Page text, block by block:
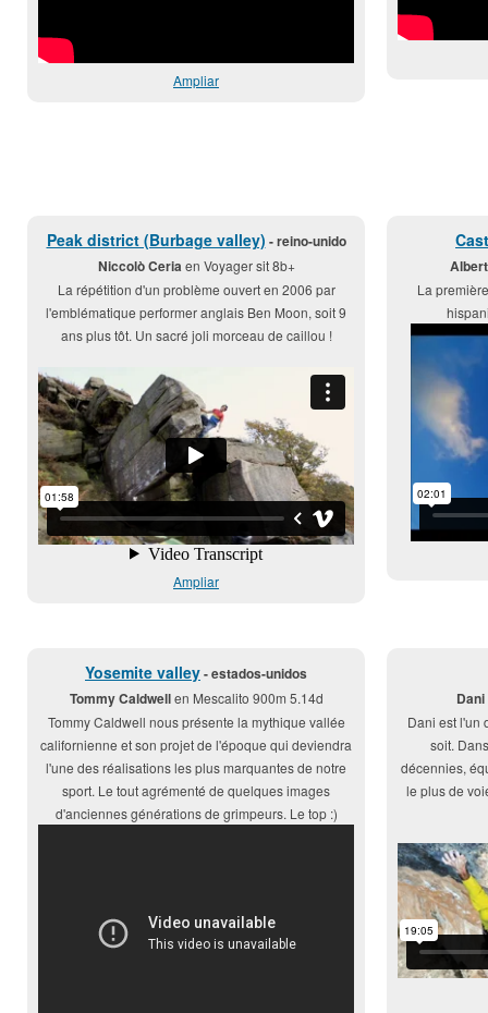
Ampliar
Peak district (Burbage valley) - reino-unido
Niccolò Ceria en Voyager sit 8b+
La répétition d'un problème ouvert en 2006 par
l'emblématique performer anglais Ben Moon, soit 9
ans plus tôt. Un sacré joli morceau de caillou !
Ampliar
La
Yosemite valley- estados-unidos
Tommy Caldwellen Mescalito 900m 5.14d
Tommy Caldwell nous présente la mythique vallée
californienne et son projet de l'époque qui deviendra
l'une des réalisations les plus marquantes de notre
sport. Le tout agrémenté de quelques images
d'anciennes générations de grimpeurs. Le top :)
Dani est l'un
soit.
décennies,
le plus de